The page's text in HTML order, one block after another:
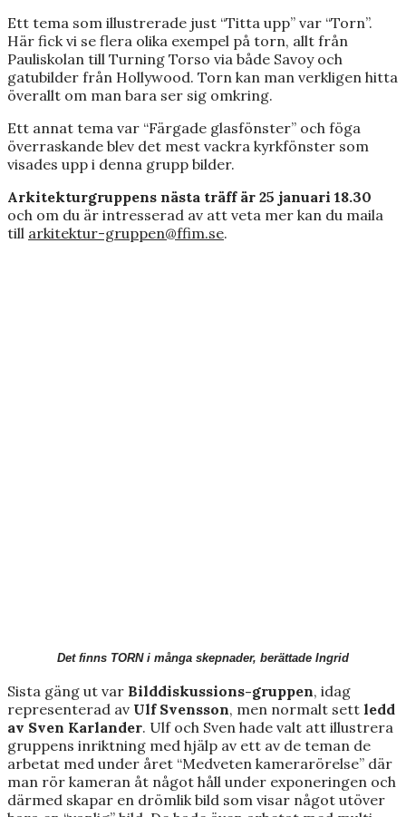
Ett tema som illustrerade just “Titta upp” var “Torn”.
Här fick vi se flera olika exempel på torn, allt från
Pauliskolan till Turning Torso via både Savoy och
gatubilder från Hollywood. Torn kan man verkligen hitta
överallt om man bara ser sig omkring.
Ett annat tema var “Färgade glasfönster” och föga
överraskande blev det mest vackra kyrkfönster som
visades upp i denna grupp bilder.
Arkitekturgruppens nästa träff är 25 januari 18.30
och om du är intresserad av att veta mer kan du maila
till arkitektur-gruppen@ffim.se.
Det finns TORN i många skepnader, berättade Ingrid
Sista gäng ut var Bilddiskussions-gruppen, idag
representerad av Ulf Svensson, men normalt sett ledd
av Sven Karlander. Ulf och Sven hade valt att illustrera
gruppens inriktning med hjälp av ett av de teman de
arbetat med under året “Medveten kamerarörelse” där
man rör kameran åt något håll under exponeringen och
därmed skapar en drömlik bild som visar något utöver